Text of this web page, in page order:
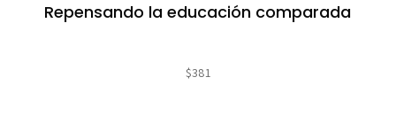
Repensando la educación comparada
$381